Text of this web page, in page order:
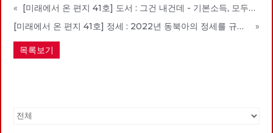
«
[미래에서 온 편지 41호] 도서 : 그건 내건데 - 기본소득, 모두가 차별없이 찾아야 할 권리
[미래에서 온 편지 41호] 정세 : 2022년 동북아의 정세를 규정하는 네 가지 요인
»
목록보기